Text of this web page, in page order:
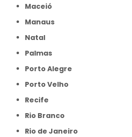
Maceió
Manaus
Natal
Palmas
Porto Alegre
Porto Velho
Recife
Rio Branco
Rio de Janeiro